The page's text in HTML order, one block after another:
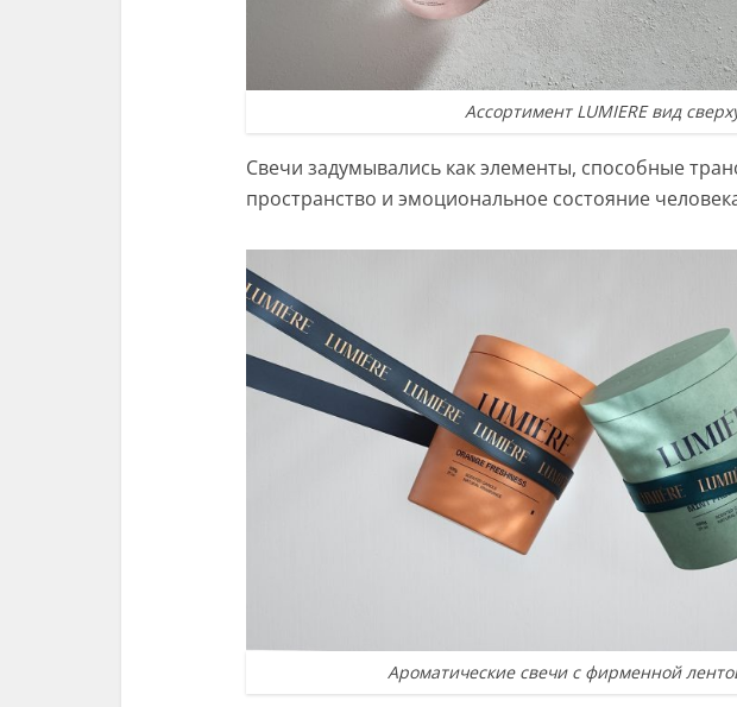
Ассортимент LUMIERE вид
Свечи задумывались как элементы, способные
пространство и эмоциональное состояние
Ароматические свечи с фирменной